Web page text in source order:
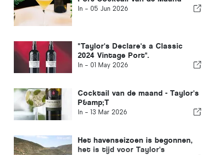
In - 05 Jun 2026
"Taylor's Declare's a Classic
2024 Vintage Port".
In - 01 May 2026
Cocktail van de maand - Taylor's
P&amp;T
In - 13 Mar 2026
Het havenseizoen is begonnen,
het is tijd voor Taylor's